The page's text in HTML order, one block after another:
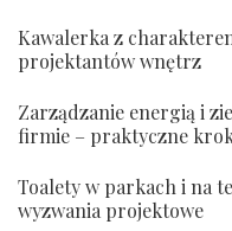
Kawalerka z
projektantów wnętrz
Zarządzanie energią i
firmie – praktyczne
Toalety w parkach i na
wyzwania projektowe